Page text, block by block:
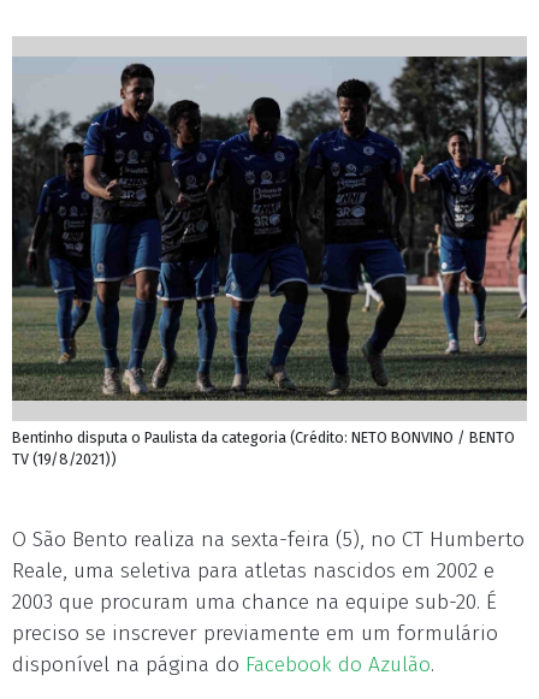
Bentinho disputa o Paulista da categoria (Crédito: NETO BONVINO / BENTO
TV (19/8/2021))
O São Bento realiza na sexta-feira (5), no CT Humberto
Reale, uma seletiva para atletas nascidos em 2002 e
2003 que procuram uma chance na equipe sub-20. É
preciso se inscrever previamente em um formulário
disponível na página do Facebook do Azulão.